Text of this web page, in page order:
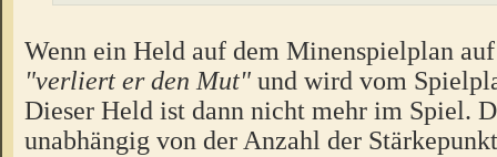
Wenn ein Held auf dem Minenspielplan
"verliert er den Mut" und wird vom
Dieser Held ist dann nicht mehr im Spiel.
unabhängig von der Anzahl der